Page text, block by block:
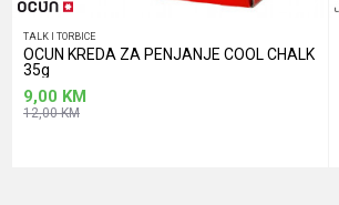
TALK I TORBICE
OCUN KREDA ZA PENJANJE COOL CHALK
35g
9,00 KM
12,00KM